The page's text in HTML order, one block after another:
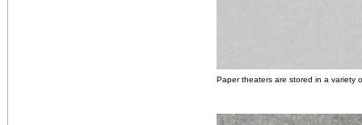
Paper theaters are stored in a variety